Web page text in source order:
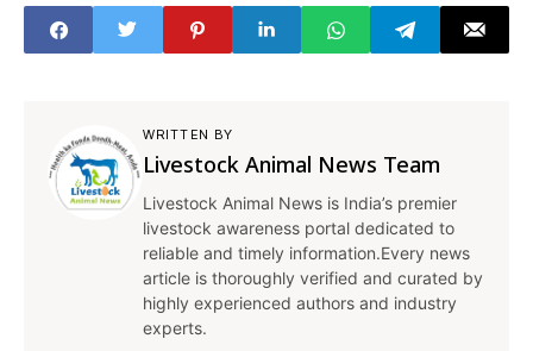
WRITTEN BY
Livestock Animal News Team
Livestock Animal News is India’s premier
livestock awareness portal dedicated to
reliable and timely information.Every news
article is thoroughly verified and curated by
highly experienced authors and industry
experts.